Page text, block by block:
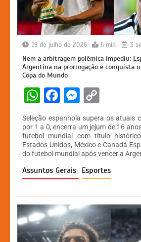
19 de julho de 2026 6 min 3
Nem a arbitragem polêmica impediu:
Argentina na prorrogação e conquista
Copa do Mundo
W
h
at
s
A
p
F
a
c
e
b
o
k
M
s
s
e
n
er
p
y
Li
n
Seleção espanhola supera os atuais
por 1 a 0, encerra um jejum de 16
futebol mundial com título
Estados Unidos, México e Canadá
do futebol mundial após vencer a
Assuntos Gerais Esportes